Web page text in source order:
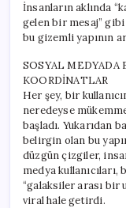
İnsanların aklında
gelen bir mesaj”
bu gizemli yapının
SOSYAL MEDYADA
KOORDİNATLAR
Her şey, bir
neredeyse
başladı. Yukarıdan
belirgin olan bu
düzgün çizgiler,
medya
“galaksiler arası bir
viral hale getirdi.